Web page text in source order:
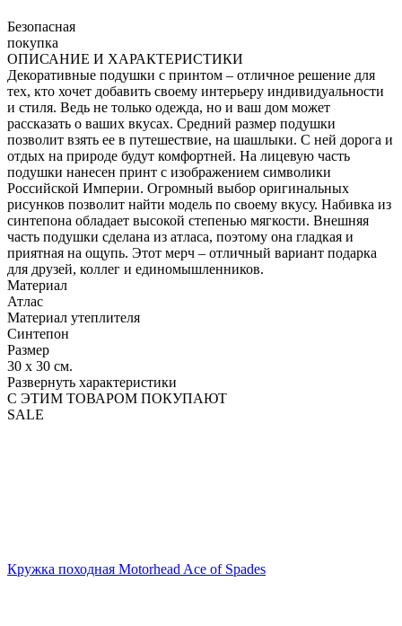
Безопасная
покупка
ОПИСАНИЕ И ХАРАКТЕРИСТИКИ
Декоративные подушки с принтом – отличное решение для
тех, кто хочет добавить своему интерьеру индивидуальности
и стиля. Ведь не только одежда, но и ваш дом может
рассказать о ваших вкусах. Средний размер подушки
позволит взять ее в путешествие, на шашлыки. С ней дорога и
отдых на природе будут комфортней. На лицевую часть
подушки нанесен принт с изображением символики
Российской Империи. Огромный выбор оригинальных
рисунков позволит найти модель по своему вкусу. Набивка из
синтепона обладает высокой степенью мягкости. Внешняя
часть подушки сделана из атласа, поэтому она гладкая и
приятная на ощупь. Этот мерч – отличный вариант подарка
для друзей, коллег и единомышленников.
Материал
Атлас
Материал утеплителя
Синтепон
Размер
30 х 30 см.
Развернуть характеристики
С ЭТИМ ТОВАРОМ ПОКУПАЮТ
SALE
Кружка походная Motorhead Ace of Spades